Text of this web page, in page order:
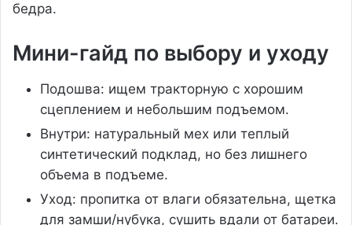
бедра.
Мини-гайд по выбору и уходу
Подошва: ищем тракторную с хорошим
сцеплением и небольшим подъемом.
Внутри: натуральный мех или теплый
синтетический подклад, но без лишнего
объема в подъеме.
Уход: пропитка от влаги обязательна, щетка
для замши/нубука, сушить вдали от батареи.